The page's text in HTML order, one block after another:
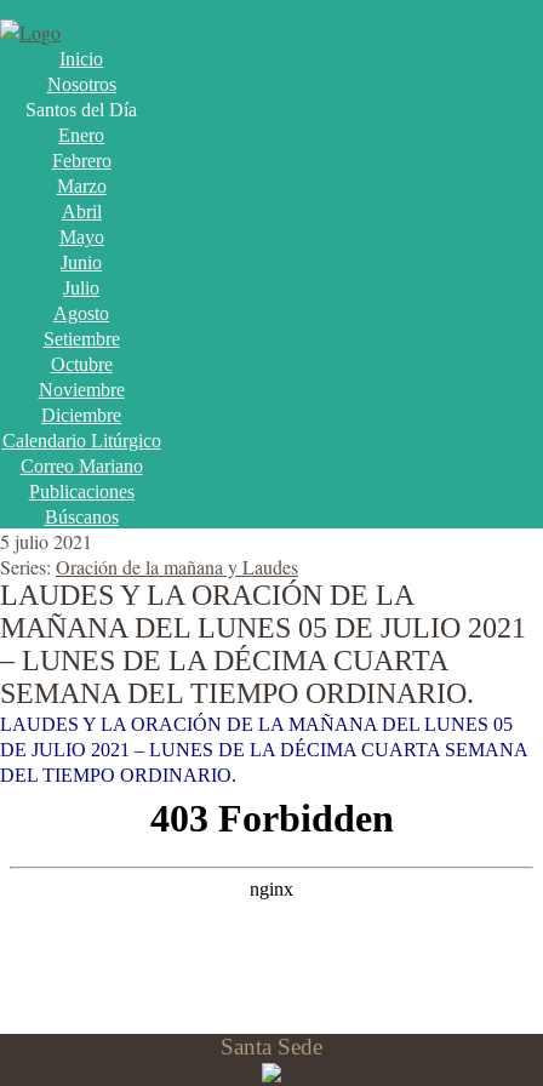
Inicio
Nosotros
Santos del Día
Enero
Febrero
Marzo
Abril
Mayo
Junio
Julio
Agosto
Setiembre
Octubre
Noviembre
Diciembre
Calendario Litúrgico
Correo Mariano
Publicaciones
Búscanos
5 julio 2021
Series: Oración de la mañana y Laudes
LAUDES Y LA ORACIÓN DE LA
MAÑANA DEL LUNES 05 DE JULIO 2021
– LUNES DE LA DÉCIMA CUARTA
SEMANA DEL TIEMPO ORDINARIO.
LAUDES Y LA ORACIÓN DE LA MAÑANA DEL LUNES 05
DE JULIO 2021 – LUNES DE LA DÉCIMA CUARTA SEMANA
DEL TIEMPO ORDINARIO.
Santa Sede